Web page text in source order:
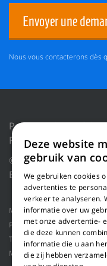
Envoyer une
Nous vous contacterons dès
Politique de
Réinitialiser les
© 2018 WILLEMS
Blue Dragon Digital
Machines Applications
Projets
Service
Transport en vrac
Manutention robotisée
Deze website
gebruik van
We gebruiken cookies
advertenties te
verkeer te analyseren.
informatie over uw
met onze advertentie-
die deze kunnen
informatie die u aan
die zij hebben